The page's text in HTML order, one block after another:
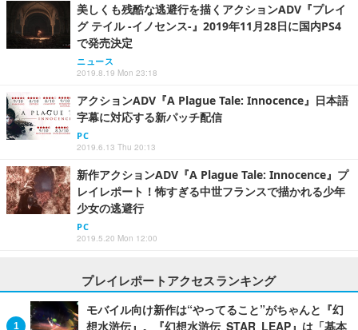
美しくも残酷な逃避行を描くアクションADV『プレイ
グ テイル -イノセンス-』2019年11月28日に国内PS4
で発売決定
ニュース
2019.8.19 Mon 23:18
アクションADV『A Plague Tale: Innocence』日本語
字幕に対応する新パッチ配信
PC
2019.6.13 Thu 20:13
新作アクションADV『A Plague Tale: Innocence』プ
レイレポート！怖すぎる中世フランスで描かれる少年
少女の逃避行
PC
2019.5.20 Mon 12:00
プレイレポートアクセスランキング
モバイル向け新作は“やってること”がちゃんと『幻
想水滸伝』。『幻想水滸伝 STAR LEAP』は「基本